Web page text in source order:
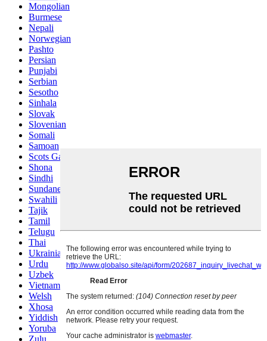
Mongolian
Burmese
Nepali
Norwegian
Pashto
Persian
Punjabi
Serbian
Sesotho
Sinhala
Slovak
Slovenian
Somali
Samoan
Scots Gaelic
Shona
Sindhi
Sundanese
Swahili
Tajik
Tamil
Telugu
Thai
Ukrainian
Urdu
Uzbek
Vietnamese
Welsh
Xhosa
Yiddish
Yoruba